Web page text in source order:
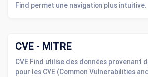
Find permet une navigation plus intuitive.
CVE - MITRE
CVE Find utilise des données provenant
pour les CVE (Common Vulnerabilities